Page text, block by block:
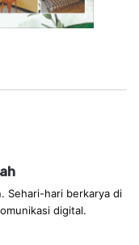
Sehari-hari berkarya di
digital.